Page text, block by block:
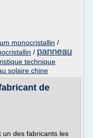
monocristallin /
/ panneau
technique
solaire chine
de
un des fabricants les